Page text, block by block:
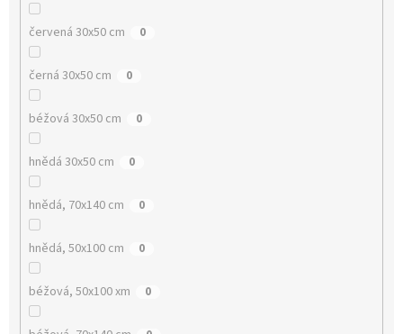
červená 30x50 cm 0
černá 30x50 cm 0
béžová 30x50 cm 0
hnědá 30x50 cm 0
hnědá, 70x140 cm 0
hnědá, 50x100 cm 0
béžová, 50x100 xm 0